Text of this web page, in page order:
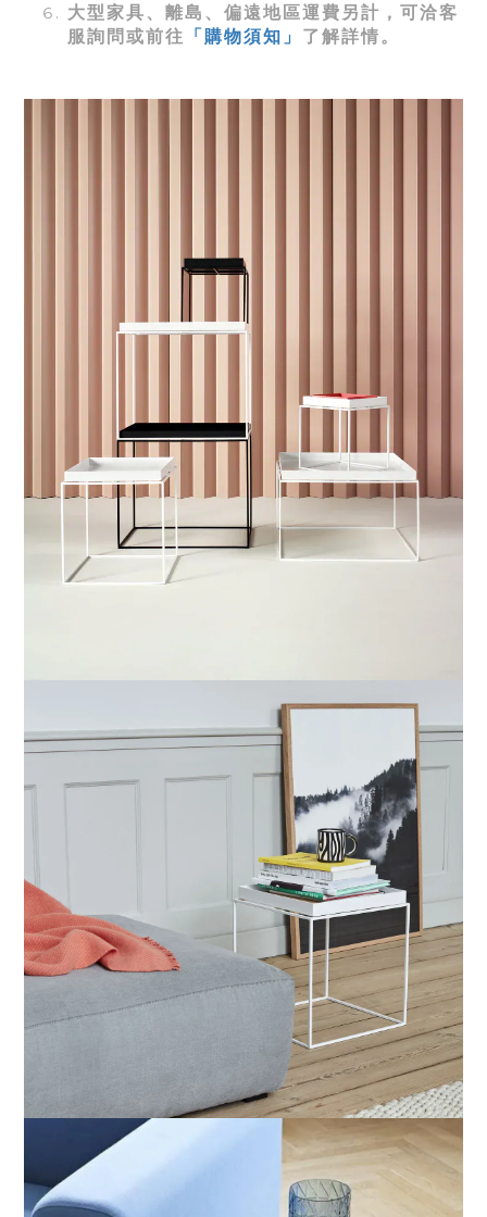
大型家具、離島、偏遠地區運費另計，可洽客
服詢問或前往 「購物須知」 了解詳情。